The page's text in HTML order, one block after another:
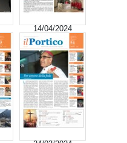
14/04/2024